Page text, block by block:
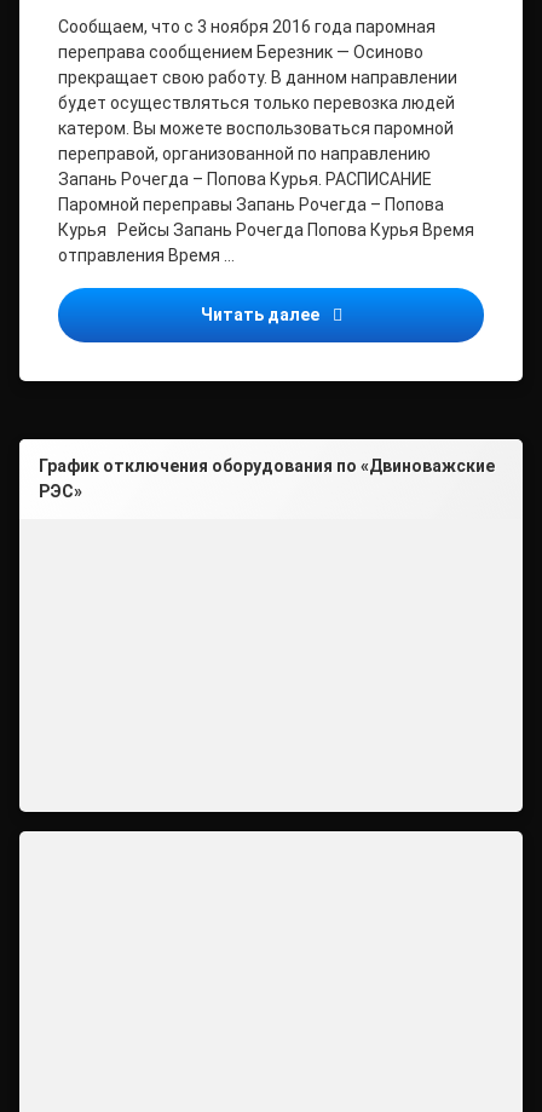
Сообщаем, что с 3 ноября 2016 года паромная
переправа сообщением Березник — Осиново
прекращает свою работу. В данном направлении
будет осуществляться только перевозка людей
катером. Вы можете воспользоваться паромной
переправой, организованной по направлению
Запань Рочегда – Попова Курья. РАСПИСАНИЕ
Паромной переправы Запань Рочегда – Попова
Курья Рейсы Запань Рочегда Попова Курья Время
отправления Время …
Читать далее Уважаемые жители и
График отключения оборудования по «Двиноважские
РЭС»